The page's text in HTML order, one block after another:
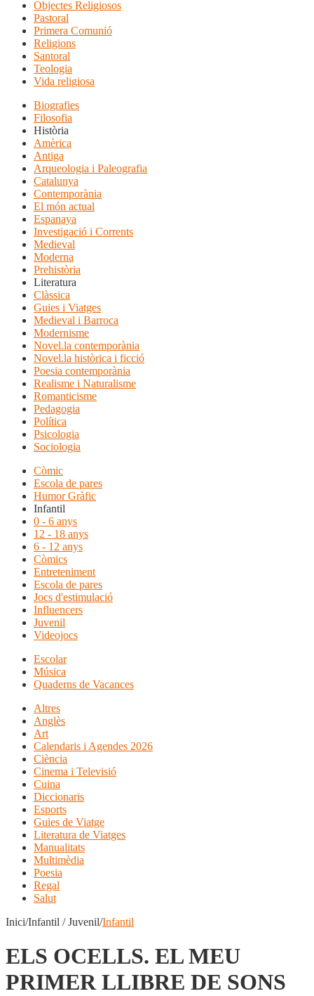
Objectes Religiosos
Pastoral
Primera Comunió
Religions
Santoral
Teologia
Vida religiosa
Biografies
Filosofia
Història
Amèrica
Antiga
Arqueologia i Paleografia
Catalunya
Contemporània
El món actual
Espanaya
Investigació i Corrents
Medieval
Moderna
Prehistòria
Literatura
Clàssica
Guies i Viatges
Medieval i Barroca
Modernisme
Novel.la contemporània
Novel.la històrica i ficció
Poesia contemporània
Realisme i Naturalisme
Romanticisme
Pedagogia
Política
Psicologia
Sociologia
Còmic
Escola de pares
Humor Gràfic
Infantil
0 - 6 anys
12 - 18 anys
6 - 12 anys
Còmics
Entreteniment
Escola de pares
Jocs d'estimulació
Influencers
Juvenil
Videojocs
Escolar
Música
Quaderns de Vacances
Altres
Anglès
Art
Calendaris i Agendes 2026
Ciència
Cinema i Televisió
Cuina
Diccionaris
Esports
Guies de Viatge
Literatura de Viatges
Manualitats
Multimèdia
Poesia
Regal
Salut
Inici/Infantil / Juvenil/Infantil
ELS OCELLS. EL MEU
PRIMER LLIBRE DE SONS